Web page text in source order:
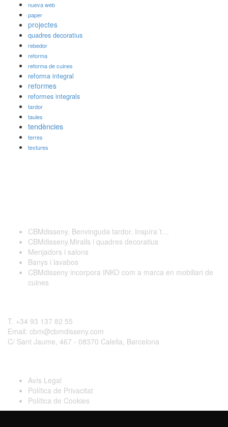
nueva web
paper
projectes
quadres decoratius
rebedor
reforma
reforma de cuines
reforma integral
reformes
reformes integrals
tardor
taules
tendències
terres
textures
CBMdisseny. Benvinguda tardor. Inspíra´t…
CBMdisseny.Miralls i quadres decoratius
Menjadors i salons
Banys i lavabos
CBMdisseny incorpora INKO com a marca en mobiliari de
cuines
T. +34 93 137 82 55
Email: cbm@cbmdisseny.com
C/ Sant Jaume, 467 - 08370 Calella, Barcelona
Avís Legal
Política de Privacitat
Política de Cookies